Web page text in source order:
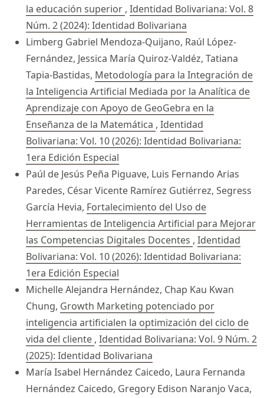
la educación superior , Identidad Bolivariana: Vol. 8
Núm. 2 (2024): Identidad Bolivariana
Limberg Gabriel Mendoza-Quijano, Raúl López-
Fernández, Jessica María Quiroz-Valdéz, Tatiana
Tapia-Bastidas, Metodología para la Integración de
la Inteligencia Artificial Mediada por la Analítica de
Aprendizaje con Apoyo de GeoGebra en la
Enseñanza de la Matemática , Identidad
Bolivariana: Vol. 10 (2026): Identidad Bolivariana:
1era Edición Especial
Paúl de Jesús Peña Piguave, Luis Fernando Arias
Paredes, César Vicente Ramírez Gutiérrez, Segress
García Hevia, Fortalecimiento del Uso de
Herramientas de Inteligencia Artificial para Mejorar
las Competencias Digitales Docentes , Identidad
Bolivariana: Vol. 10 (2026): Identidad Bolivariana:
1era Edición Especial
Michelle Alejandra Hernández, Chap Kau Kwan
Chung, Growth Marketing potenciado por
inteligencia artificialen la optimización del ciclo de
vida del cliente , Identidad Bolivariana: Vol. 9 Núm. 2
(2025): Identidad Bolivariana
María Isabel Hernández Caicedo, Laura Fernanda
Hernández Caicedo, Gregory Edison Naranjo Vaca,